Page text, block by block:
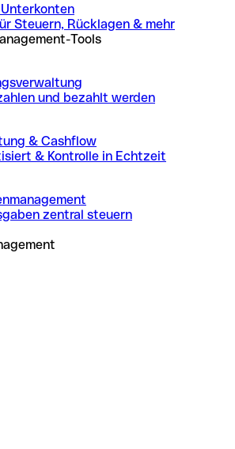
Steuern, Rücklagen & mehr
Tools
und bezahlt werden
& Cashflow
& Kontrolle in Echtzeit
zentral steuern